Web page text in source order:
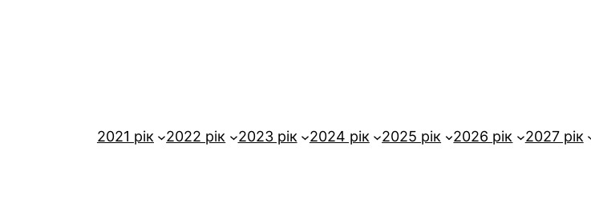
2021 рік 2022 рік 2023 рік 2024 рік 2025 рік 2026 рік 2027 рік